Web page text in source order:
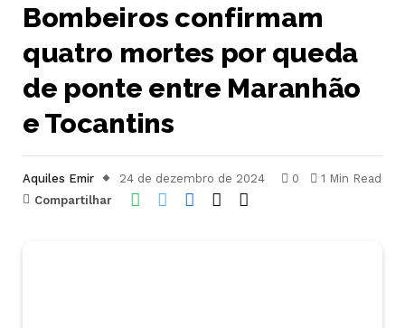
Bombeiros confirmam
quatro mortes por queda
de ponte entre Maranhão
e Tocantins
Aquiles Emir 24 de dezembro de 2024 0
1 Min Read
Compartilhar